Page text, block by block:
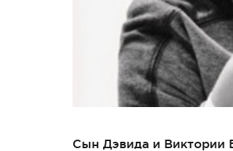
Сын Дэвида и Виктории